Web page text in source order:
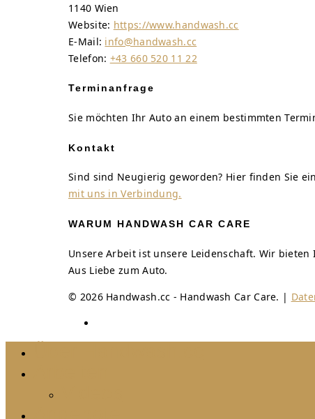
1140 Wien
Website: https://www.handwash.cc
E-Mail: info@handwash.cc
Telefon: +43 660 520 11 22
Terminanfrage
Sie möchten Ihr Auto an einem bestimmten
Kontakt
Sind sind Neugierig geworden? Hier finden Sie
mit uns in Verbindung.
WARUM HANDWASH CAR CARE
Unsere Arbeit ist unsere Leidenschaft. Wir
Aus Liebe zum Auto.
© 2026 Handwash.cc - Handwash Car Care. |